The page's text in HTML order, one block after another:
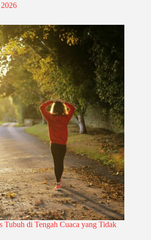
Tubuh di Tengah Cuaca yang Tidak